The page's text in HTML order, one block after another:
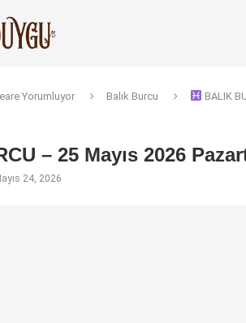
Yorumluyor Balık Burcu BALIK
– 25 Mayıs 2026
24, 2026